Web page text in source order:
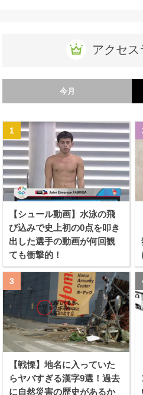
アクセ
今月
【シュール動画】水泳の飛
び込みで史上初の0点を叩き
出した選手の動画が何回観
ても衝撃的！
【戦慄】地名に入っていた
らヤバすぎる漢字9選！過去
に自然災害の歴史があるか